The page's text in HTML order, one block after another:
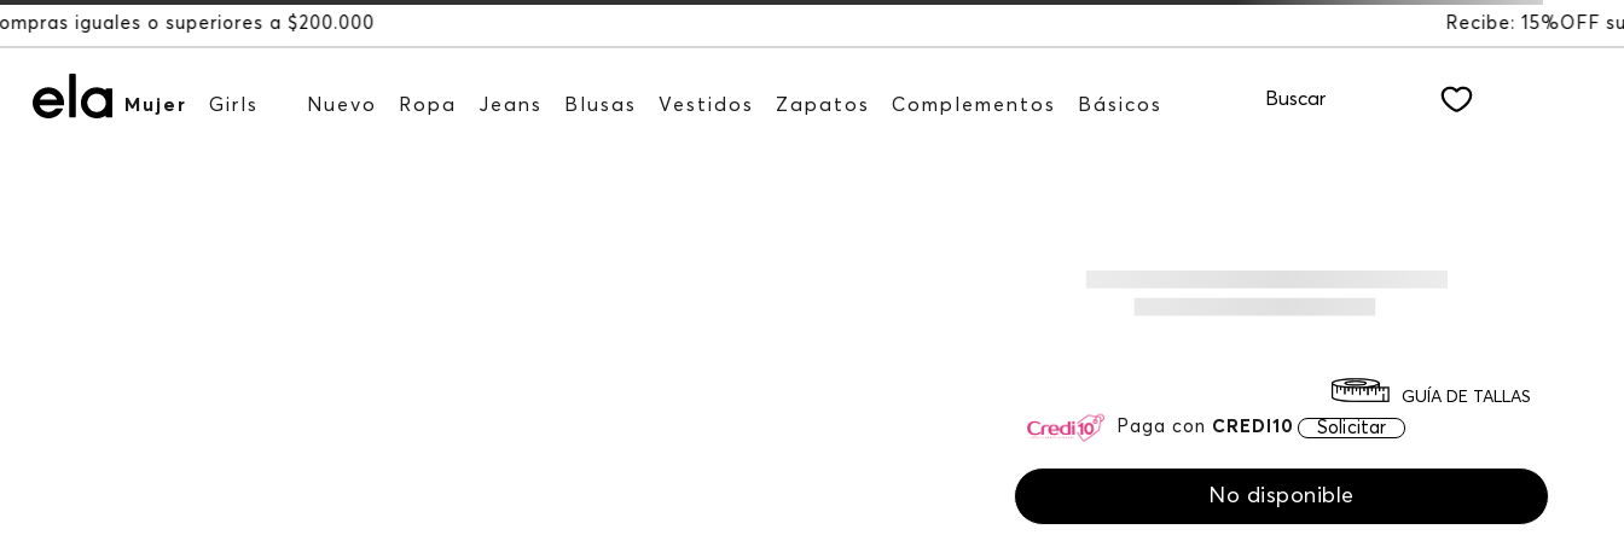
Recibe: 15%OFF suscribiéndote a nuestro NEWSLETTER
Mujer Girls Nuevo Ropa Jeans Blusas Vestidos Zapatos Complementos Básicos Buscar
Paga con CREDI10 Solicitar
GUÍA DE TALLAS
No disponible